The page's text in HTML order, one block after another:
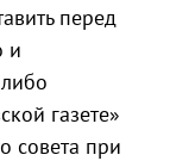
перед
и
газете»
совета при